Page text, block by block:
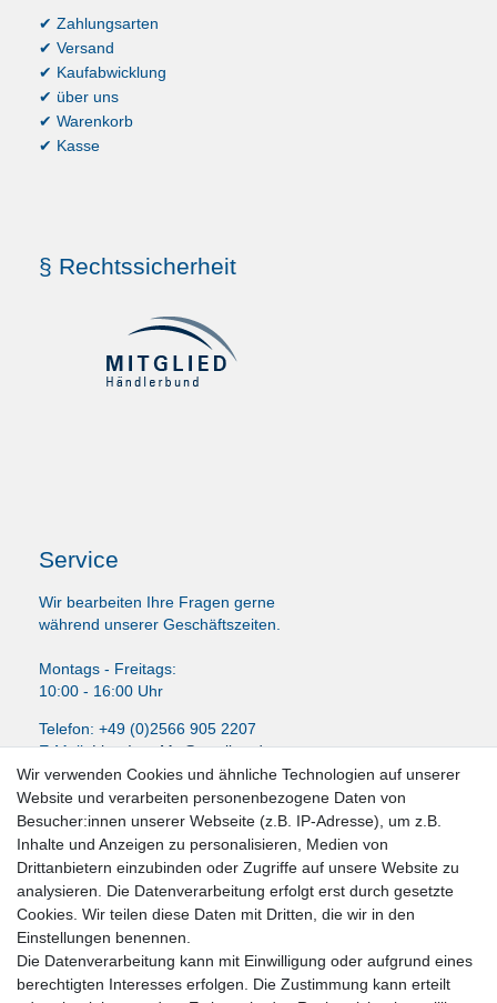
✔ Zahlungsarten
✔ Versand
✔ Kaufabwicklung
✔ über uns
✔ Warenkorb
✔ Kasse
§ Rechtssicherheit
Service
Wir bearbeiten Ihre Fragen gerne
während unserer Geschäftszeiten.
Montags - Freitags:
10:00 - 16:00 Uhr
Telefon: +49 (0)2566 905 2207
E-Mail:LissyInterMo@t-online.de
News-Letter abonieren
VORNAME NACHNAME
E-MAIL **
Newsletter
Honig
Wir verwenden Cookies und ähnliche Technologien auf unserer
Website und verarbeiten personenbezogene Daten von
Besucher:innen unserer Webseite (z.B. IP-Adresse), um z.B.
Inhalte und Anzeigen zu personalisieren, Medien von
Drittanbietern einzubinden oder Zugriffe auf unsere Website zu
analysieren. Die Datenverarbeitung erfolgt erst durch gesetzte
Cookies. Wir teilen diese Daten mit Dritten, die wir in den
Einstellungen benennen.
Die Datenverarbeitung kann mit Einwilligung oder aufgrund eines
berechtigten Interesses erfolgen. Die Zustimmung kann erteilt